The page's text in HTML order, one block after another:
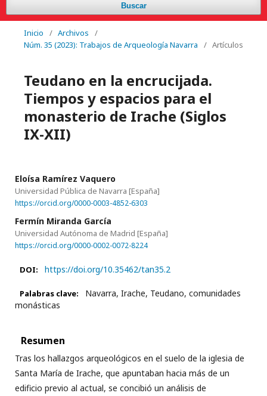
Buscar
Inicio / Archivos
/
Núm. 35 (2023): Trabajos de Arqueología Navarra
/ Artículos
Teudano en la encrucijada.
Tiempos y espacios para el
monasterio de Irache (Siglos
IX-XII)
Eloísa Ramírez Vaquero
Universidad Pública de Navarra [España]
https://orcid.org/0000-0003-4852-6303
Fermín Miranda García
Universidad Autónoma de Madrid [España]
https://orcid.org/0000-0002-0072-8224
DOI: https://doi.org/10.35462/tan35.2
Palabras clave:
Navarra, Irache, Teudano, comunidades
monásticas
Resumen
Tras los hallazgos arqueológicos en el suelo de la iglesia de
Santa María de Irache, que apuntaban hacia más de un
edificio previo al actual, se concibió un análisis de